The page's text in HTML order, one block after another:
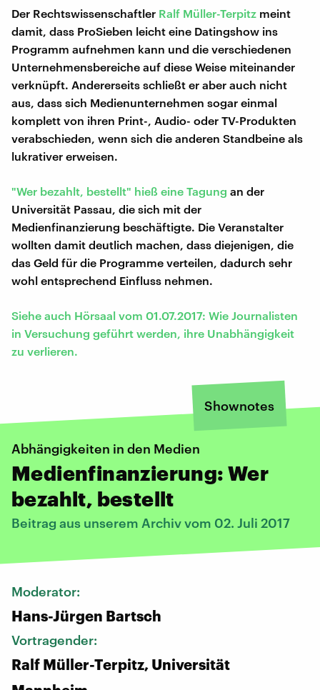
Der Rechtswissenschaftler Ralf Müller-Terpitz meint
damit, dass ProSieben leicht eine Datingshow ins
Programm aufnehmen kann und die verschiedenen
Unternehmensbereiche auf diese Weise miteinander
verknüpft. Andererseits schließt er aber auch nicht
aus, dass sich Medienunternehmen sogar einmal
komplett von ihren Print-, Audio- oder TV-Produkten
verabschieden, wenn sich die anderen Standbeine als
lukrativer erweisen.
"Wer bezahlt, bestellt" hieß eine Tagung an der
Universität Passau, die sich mit der
Medienfinanzierung beschäftigte. Die Veranstalter
wollten damit deutlich machen, dass diejenigen, die
das Geld für die Programme verteilen, dadurch sehr
wohl entsprechend Einfluss nehmen.
Siehe auch Hörsaal vom 01.07.2017: Wie Journalisten
in Versuchung geführt werden, ihre Unabhängigkeit
zu verlieren.
Shownotes
Abhängigkeiten in den Medien
Medienfinanzierung: Wer
bezahlt, bestellt
Beitrag aus unserem Archiv vom 02. Juli 2017
Moderator:
Hans-Jürgen Bartsch
Vortragender:
Ralf Müller-Terpitz, Universität